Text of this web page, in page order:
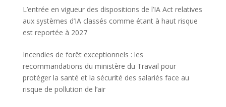
L’entrée en vigueur des dispositions de l’IA Act relatives
aux systèmes d’IA classés comme étant à haut risque
est reportée à 2027
Incendies de forêt exceptionnels : les
recommandations du ministère du Travail pour
protéger la santé et la sécurité des salariés face au
risque de pollution de l’air